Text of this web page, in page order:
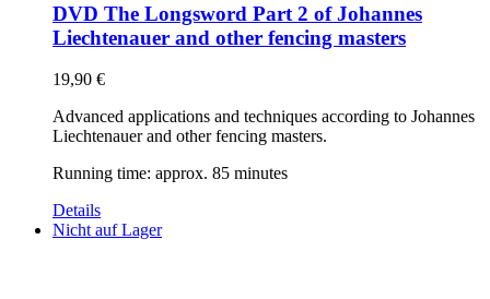
DVD The Longsword Part 2 of Johannes
Liechtenauer and other fencing masters
19,90 €
Advanced applications and techniques according to Johannes
Liechtenauer and other fencing masters.
Running time: approx. 85 minutes
Details
Nicht auf Lager